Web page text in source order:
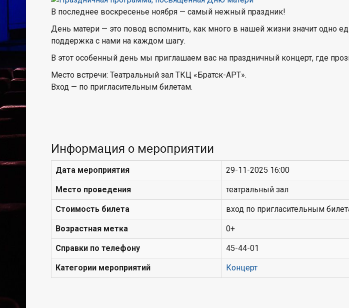
В последнее воскресенье ноября — самый нежный праздник!
День матери — это повод вспомнить, как много в нашей жизни значит одно
поддержка с нами на каждом шагу.
В этот особенный день мы приглашаем вас на праздничный концерт, где
Место встречи: Театральный зал ТКЦ «Братск-АРТ».
Вход — по пригласительным билетам.
Информация о мероприятии
Дата мероприятия 29-11-2025 16:00
Место проведения театральный зал
Стоимость билета вход по пригласительным
Возрастная метка 0+
Справки по телефону 45-44-01
Категории мероприятий Концерт